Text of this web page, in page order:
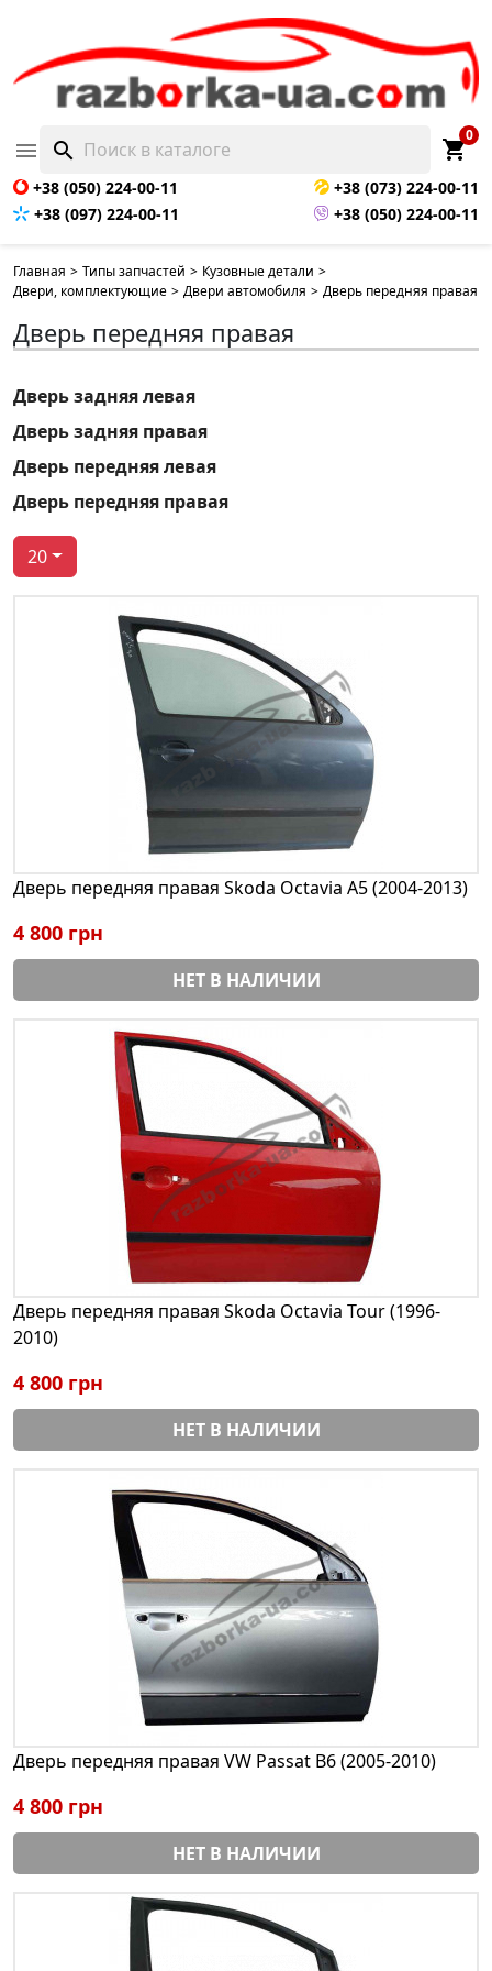
 search shopping_cart
0
+38 (050) 224-00-11
+38 (073) 224-00-11
+38 (097) 224-00-11
+38 (050) 224-00-11
Главная > Типы запчастей > Кузовные детали >
Двери, комплектующие > Двери автомобиля > Дверь передняя правая
Дверь передняя правая
Дверь задняя левая
Дверь задняя правая
Дверь передняя левая
Дверь передняя правая
20
Дверь передняя правая Skoda Octavia A5 (2004-2013)
4 800 грн
НЕТ В НАЛИЧИИ
Дверь передняя правая Skoda Octavia Tour (1996-
2010)
4 800 грн
НЕТ В НАЛИЧИИ
Дверь передняя правая VW Passat B6 (2005-2010)
4 800 грн
НЕТ В НАЛИЧИИ